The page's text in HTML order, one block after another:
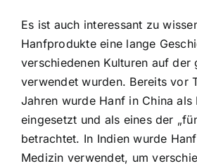
Es ist auch interessant zu
Hanfprodukte eine lange
verschiedenen Kulturen auf der
verwendet wurden. Bereits vor
Jahren wurde Hanf in China als
eingesetzt und als eines der
betrachtet. In Indien wurde
Medizin verwendet, um